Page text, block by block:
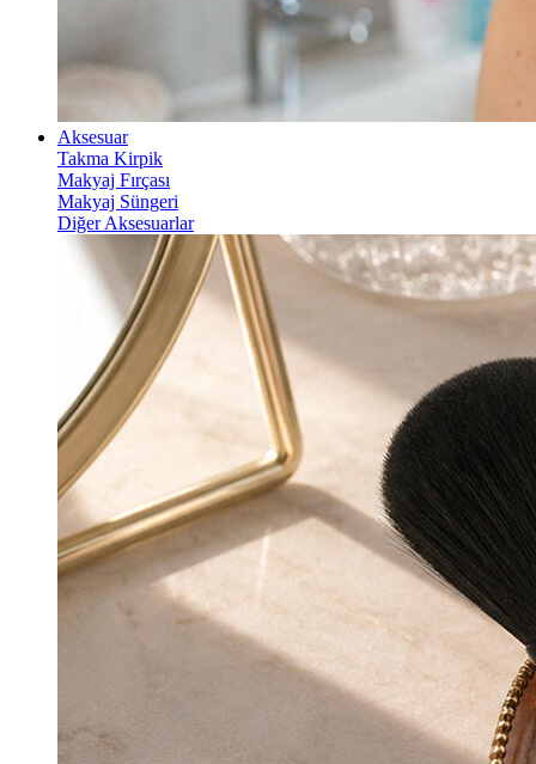
Aksesuar
Takma Kirpik
Makyaj Fırçası
Makyaj Süngeri
Diğer Aksesuarlar